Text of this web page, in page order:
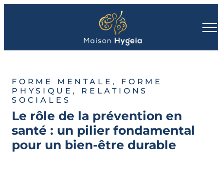
FORME MENTALE, FORME
PHYSIQUE, RELATIONS
SOCIALES
Le rôle de la prévention en
santé : un pilier fondamental
pour un bien-être durable